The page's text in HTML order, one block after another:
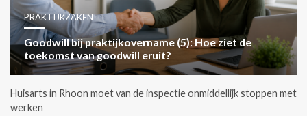
PRAKTIJKZAKEN
Goodwill bij praktijkovername (5): Hoe ziet de
toekomst van goodwill eruit?
Huisarts in Rhoon moet van de inspectie onmiddellijk stoppen met
werken